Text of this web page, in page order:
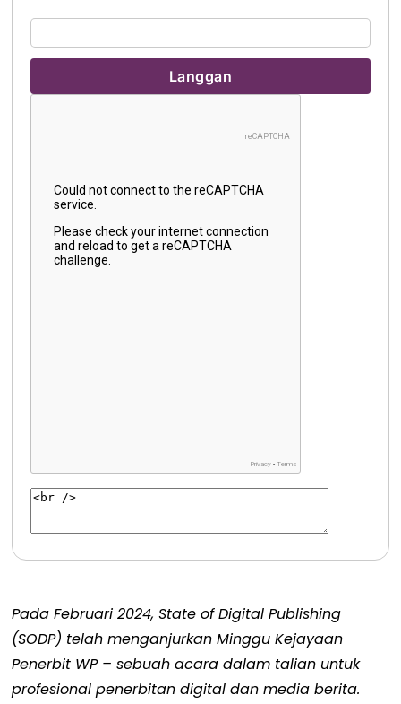
Pada Februari 2024, State of Digital Publishing
(SODP) telah menganjurkan Minggu Kejayaan
Penerbit WP – sebuah acara dalam talian untuk
profesional penerbitan digital dan media berita.